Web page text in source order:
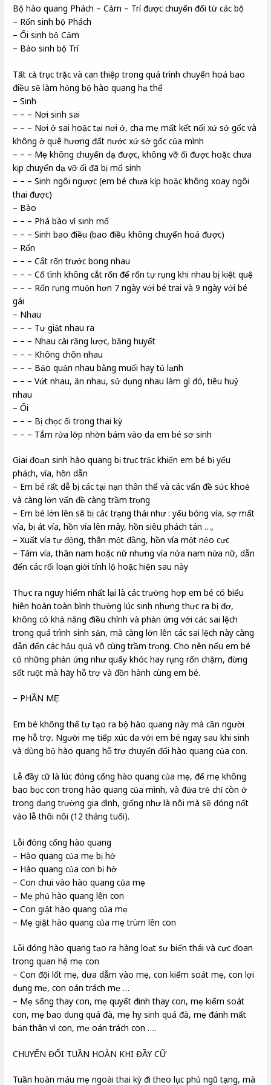
Bộ hào quang Phách – Cảm – Trí được chuyển đổi từ các bộ
– Rốn sinh bộ Phách
– Ối sinh bộ Cảm
– Bào sinh bộ Trí
Tất cả trục trặc và can thiệp trong quá trình chuyển hoá bao
điều sẽ làm hỏng bộ hào quang hạ thể
– Sinh
– – – Nơi sinh sai
– – – Nơi ở sai hoặc tại nơi ở, cha mẹ mất kết nối xứ sở gốc và
không ở quê hương đất nước xứ sở gốc của mình
– – – Mẹ không chuyển dạ được, không vỡ ối được hoặc chưa
kịp chuyển dạ vỡ ối đã bị mổ sinh
– – – Sinh ngôi ngược (em bé chưa kịp hoặc không xoay ngôi
thai được)
– Bào
– – – Phá bào vì sinh mổ
– – – Sinh bao điều (bao điều không chuyển hoá được)
– Rốn
– – – Cắt rốn trước bong nhau
– – – Cố tình không cắt rốn để rốn tự rụng khi nhau bị kiệt quệ
– – – Rốn rụng muộn hơn 7 ngày với bé trai và 9 ngày với bé
gái
– Nhau
– – – Tự giật nhau ra
– – – Nhau cài răng lược, băng huyết
– – – Không chôn nhau
– – – Bảo quản nhau bằng muối hay tủ lạnh
– – – Vứt nhau, ăn nhau, sử dụng nhau làm gì đó, tiêu huỷ
nhau
– Ối
– – – Bị chọc ối trong thai kỳ
– – – Tắm rửa lớp nhờn bám vào da em bé sơ sinh
Giai đoạn sinh hào quang bị trục trặc khiến em bé bị yếu
phách, vía, hồn dẫn
– Em bé rất dễ bị các tại nạn thân thể và các vấn đề sức khoẻ
và càng lớn vấn đề càng trầm trọng
– Em bé lớn lên sẽ bị các trạng thái như : yếu bóng vía, sợ mất
vía, bị át vía, hồn vía lên mây, hồn siêu phách tán …,
– Xuất vía tự động, thân một đằng, hồn vía một nẻo cực
– Tám vía, thân nam hoặc nữ nhưng vía nửa nam nửa nữ, dẫn
đến các rối loạn giới tính lộ hoặc hiện sau này
Thực ra nguy hiểm nhất lại là các trường hợp em bé có biểu
hiên hoàn toàn bình thường lúc sinh nhưng thực ra bị đơ,
không có khả năng điều chỉnh và phản ứng với các sai lệch
trong quá trình sinh sản, mà càng lớn lên các sai lệch này càng
dẫn đến các hậu quả vô cùng trầm trọng. Cho nên nếu em bé
có những phản ứng như quấy khóc hay rụng rốn chậm, đừng
sốt ruột mà hãy hỗ trợ và đồn hành cùng em bé.
– PHẦN MẸ
Em bé không thể tự tạo ra bộ hào quang này mà cần người
mẹ hỗ trợ. Người mẹ tiếp xúc da với em bé ngay sau khi sinh
và dùng bộ hào quang hỗ trợ chuyển đổi hào quang của con.
Lễ đầy cữ là lúc đóng cổng hào quang của mẹ, để mẹ không
bao bọc con trong hào quang của mình, và đứa trẻ chỉ còn ở
trong dạng trường gia đình, giống như là nôi mà sẽ đóng nốt
vào lễ thôi nôi (12 tháng tuổi).
Lỗi đóng cổng hào quang
– Hào quang của mẹ bị hở
– Hào quang của con bị hở
– Con chui vào hào quang của mẹ
– Mẹ phủ hào quang lên con
– Con giật hào quang của mẹ
– Mẹ giật hào quang của mẹ trùm lên con
Lỗi đóng hào quang tạo ra hàng loạt sự biến thái và cực đoan
trong quan hệ mẹ con
– Con đội lốt mẹ, dưa dẫm vào mẹ, con kiểm soát mẹ, con lợi
dụng mẹ, con oán trách mẹ …
– Mẹ sống thay con, mẹ quyết đinh thay con, mẹ kiểm soát
con, mẹ bao dung quá đà, mẹ hy sinh quá đà, mẹ đánh mất
bản thân vì con, mẹ oán trách con ….
CHUYỂN ĐỔI TUẦN HOÀN KHI ĐẦY CỮ
Tuần hoàn máu mẹ ngoài thai kỳ đi theo lục phủ ngũ tạng, mà